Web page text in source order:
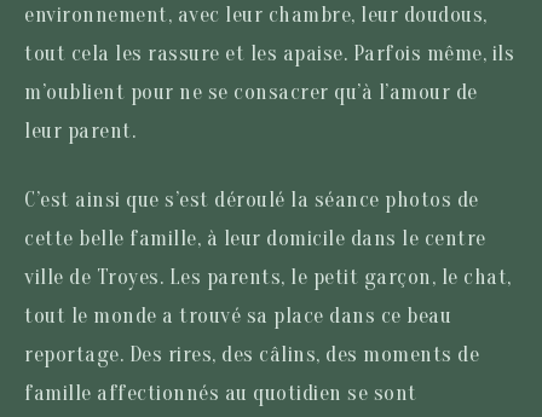
environnement, avec leur chambre, leur doudous,
tout cela les rassure et les apaise. Parfois même, ils
m’oublient pour ne se consacrer qu’à l’amour de
leur parent.
C’est ainsi que s’est déroulé la séance photos de
cette belle famille, à leur domicile dans le centre
ville de Troyes. Les parents, le petit garçon, le chat,
tout le monde a trouvé sa place dans ce beau
reportage. Des rires, des câlins, des moments de
famille affectionnés au quotidien se sont